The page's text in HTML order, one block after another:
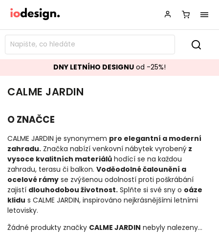
DNY LETNÍHO DESIGNU od -25%!
CALME JARDIN
O ZNAČCE
CALME JARDIN je synonymem pro elegantní a moderní
zahradu. Značka nabízí venkovní nábytek vyrobený z
vysoce kvalitních materiálů hodící se na každou
zahradu, terasu či balkon. Voděodolné čalounění a
ocelové rámy se zvýšenou odolností proti poškrábání
zajistí dlouhodobou životnost. Splňte si své sny o oáze
klidu s CALME JARDIN, inspirováno nejkrásnějšími letními
letovisky.
Žádné produkty značky CALME JARDIN nebyly nalezeny...